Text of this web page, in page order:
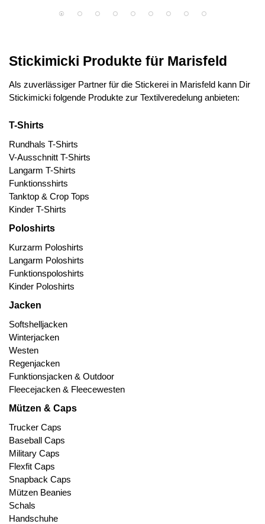
Stickimicki Produkte für Marisfeld
Als zuverlässiger Partner für die Stickerei in Marisfeld kann Dir
Stickimicki folgende Produkte zur Textilveredelung anbieten:
T-Shirts
Rundhals T-Shirts
V-Ausschnitt T-Shirts
Langarm T-Shirts
Funktionsshirts
Tanktop & Crop Tops
Kinder T-Shirts
Poloshirts
Kurzarm Poloshirts
Langarm Poloshirts
Funktionspoloshirts
Kinder Poloshirts
Jacken
Softshelljacken
Winterjacken
Westen
Regenjacken
Funktionsjacken & Outdoor
Fleecejacken & Fleecewesten
Mützen & Caps
Trucker Caps
Baseball Caps
Military Caps
Flexfit Caps
Snapback Caps
Mützen Beanies
Schals
Handschuhe